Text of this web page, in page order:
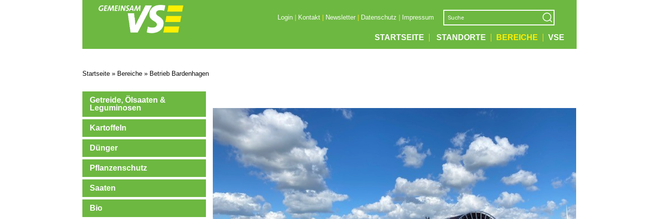
Login| Kontakt| Newsletter| Datenschutz Impressum
STARTSEITE STANDORTE BEREICHE VSE
Startseite » Bereiche » Betrieb Bardenhagen
Getreide, Ölsaaten &
Leguminosen
Kartoffeln
Dünger
Pflanzenschutz
Saaten
Bio